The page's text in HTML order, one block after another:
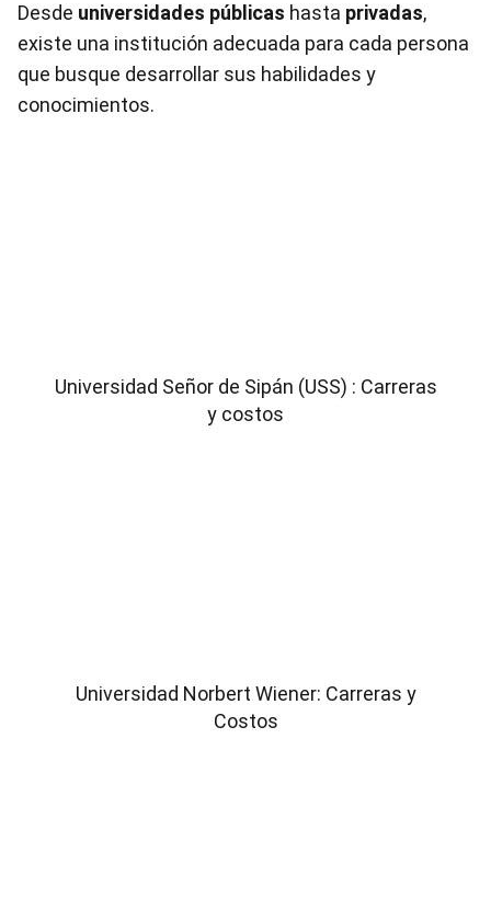
Desde universidades públicas hasta privadas,
existe una institución adecuada para cada persona
que busque desarrollar sus habilidades y
conocimientos.
Universidad Señor de Sipán (USS) : Carreras
y costos
Universidad Norbert Wiener: Carreras y
Costos